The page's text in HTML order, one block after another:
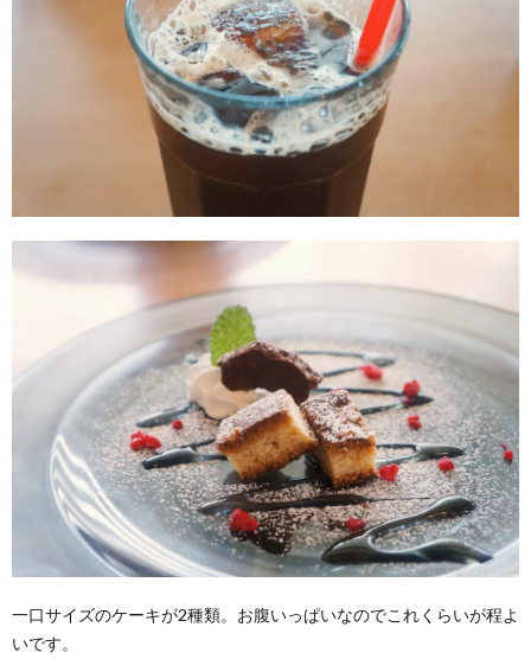
一口サイズのケーキが2種類。お腹いっぱいなのでこれくらいが程よ
いです。